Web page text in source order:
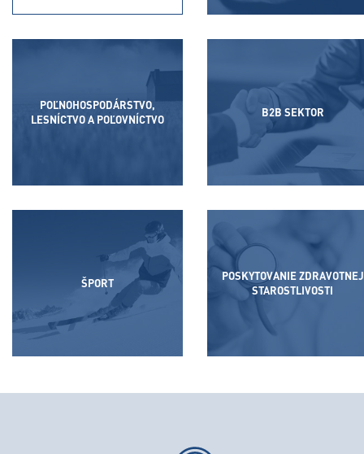
POĽNOHOSPODÁRSTVO,
LESNÍCTVO A POĽOVNÍCTVO
B2B SEKTOR
ŠPORT
POSKYTOVANIE ZDRAVOTNEJ
STAROSTLIVOSTI